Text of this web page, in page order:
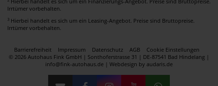
Irrtümer vorbehalten.
3 Hierbei handelt es sich um ein Leasing-Angebot. Preise sind Bruttopreise.
Irrtümer vorbehalten.
Barrierefreiheit Impressum Datenschutz AGB
Cookie Einstellungen
© 2026 Autohaus Fink GmbH | Sonthoferstrasse 31 | DE-87541 Bad Hindelang |
info@fink-autohaus.de | Webdesign by audaris.de